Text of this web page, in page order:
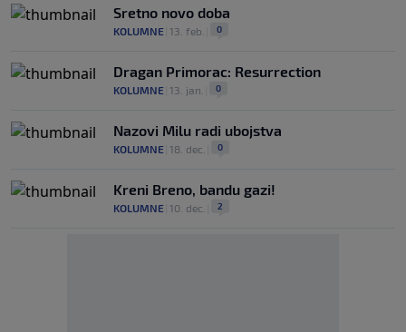
Sretno novo doba
KOLUMNE 13. feb. 0
Dragan Primorac: Resurrection
KOLUMNE 13. jan. 0
Nazovi Milu radi ubojstva
KOLUMNE 18. dec. 0
Kreni Breno, bandu gazi!
KOLUMNE 10. dec. 2